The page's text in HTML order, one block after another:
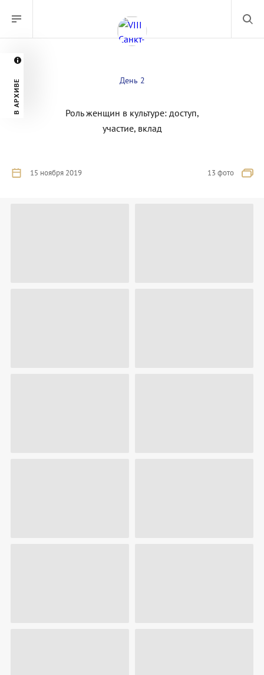
В АРХИВЕ День 2
Роль женщин в культуре: доступ,
участие, вклад
15 ноября 2019 13 фото